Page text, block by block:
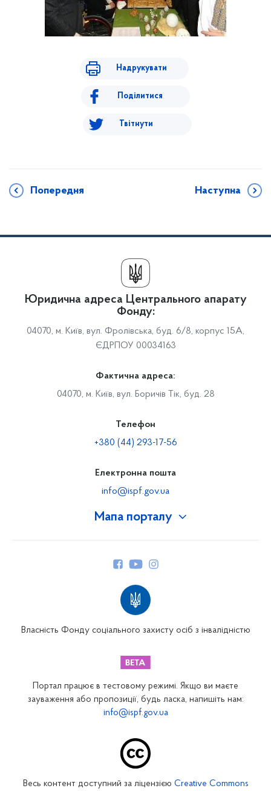
Надрукувати
Поділитися
Твітнути
Попередня Наступна
Мапа порталу
Закарпатське відділення
Запорізьке відділення
Юридична адреса Центрального апарату
Фонду:
04070, м. Київ, вул. Фролівська, буд. 6/8, корпус 15А,
ЄДРПОУ 00034163
Фактична адреса:
04070, м. Київ, вул. Боричів Тік, буд. 28
Телефон
+380 (44) 293-17-56
Електронна пошта
info@ispf.gov.ua
Власність Фонду соціального захисту осіб з інвалідністю
Портал працює в тестовому режимі. Якщо ви маєте
зауваження або пропозиції, будь ласка, напишіть нам:
info@ispf.gov.ua
Весь контент доступний за ліцензією Creative Commons